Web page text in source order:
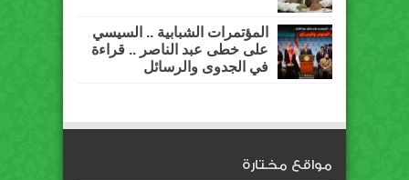
المؤتمرات الشبابية .. السيسي
على خطى عبد الناصر .. قراءة
في الجدوى والرسائل
مواقع مختارة